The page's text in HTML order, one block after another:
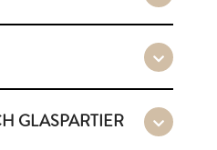
GLASPARTIER